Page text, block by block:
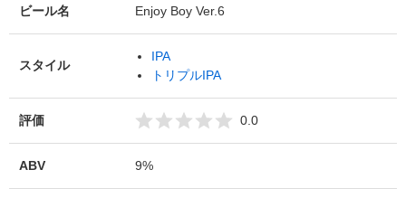
ビール名 Enjoy Boy Ver.6
スタイル
IPA
トリプルIPA
評価 0.0
ABV 9%